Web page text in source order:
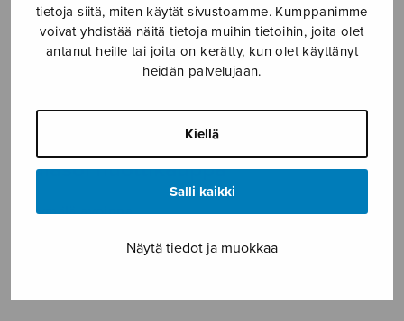
tietoja siitä, miten käytät sivustoamme. Kumppanimme
voivat yhdistää näitä tietoja muihin tietoihin, joita olet
antanut heille tai joita on kerätty, kun olet käyttänyt
heidän palvelujaan.
Kiellä
Salli kaikki
Näytä tiedot ja muokkaa
SOITINMUSIIKKI
YKSINLAULU
YLEINEN
Sulasol nuottikauppa
Myymälä avoinna